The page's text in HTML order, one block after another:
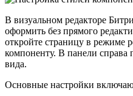
В визуальном редакторе
оформить без прямого
откройте страницу в режиме
компоненту. В панели справа
вида.
Основные настройки